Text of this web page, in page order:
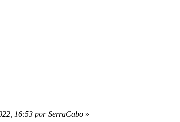
16:53 por SerraCabo »